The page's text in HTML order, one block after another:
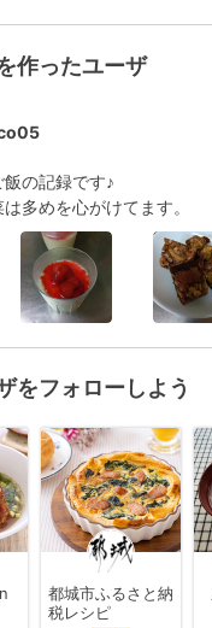
作ったユーザ
の記録です♪
多めを心がけてます。
をフォローしよう
都城市ふるさと納
税レシピ